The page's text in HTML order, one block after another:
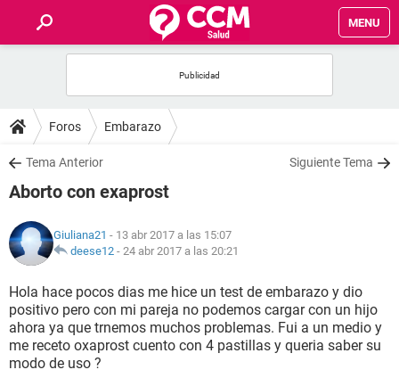
MENU
FOROS
SALUD
NUTRICIÓN
BIENESTAR
SEXUALIDAD
Foros Embarazo
Tema Anterior Siguiente Tema
Aborto con exaprost
Giuliana21 - 13 abr 2017 a las 15:07
deese12 - 24 abr 2017 a las 20:21
Hola hace pocos dias me hice un test de embarazo y dio
positivo pero con mi pareja no podemos cargar con un hijo
ahora ya que trnemos muchos problemas. Fui a un medio y
me receto oxaprost cuento con 4 pastillas y queria saber su
modo de uso ?